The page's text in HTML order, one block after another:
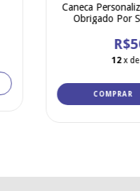
Caneca
Obrigado Por
12 x
COMPRAR